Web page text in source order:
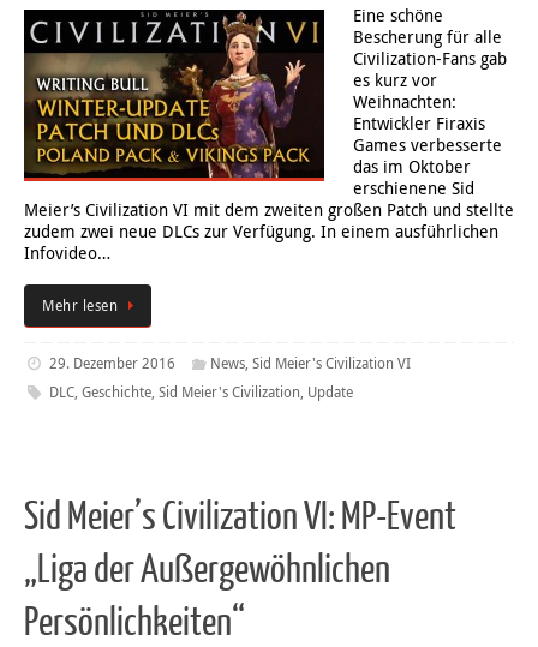
Eine schöne
Bescherung für alle
Civilization-Fans gab
es kurz vor
Weihnachten:
Entwickler Firaxis
Games verbesserte
das im Oktober
erschienene Sid
Meier’s Civilization VI mit dem zweiten großen Patch und stellte
zudem zwei neue DLCs zur Verfügung. In einem ausführlichen
Infovideo…
Mehr lesen
29. Dezember 2016 News,Sid Meier's Civilization VI
DLC, Geschichte, Sid Meier's Civilization, Update
Sid Meier’s Civilization VI: MP-Event
„Liga der Außergewöhnlichen
Persönlichkeiten“